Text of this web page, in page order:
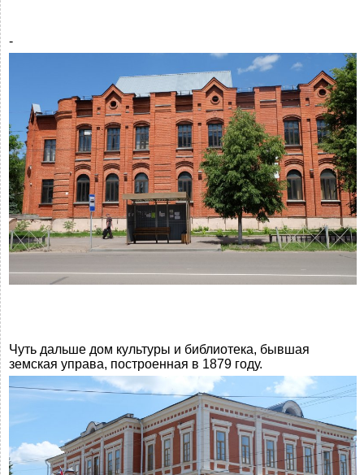
-
Чуть дальше дом культуры и библиотека, бывшая
земская управа, построенная в 1879 году.